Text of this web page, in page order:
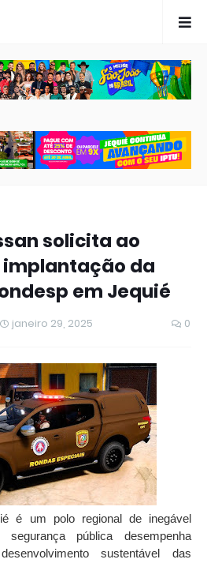
solicita ao
da
em Jequié
janeiro 29, 2025 0
é um polo regional de inegável
pública desempenha
sustentável das